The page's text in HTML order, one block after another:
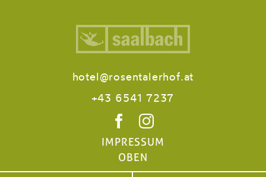
hotel@rosentalerhof.at
+43 6541 7237
IMPRESSUM
OBEN